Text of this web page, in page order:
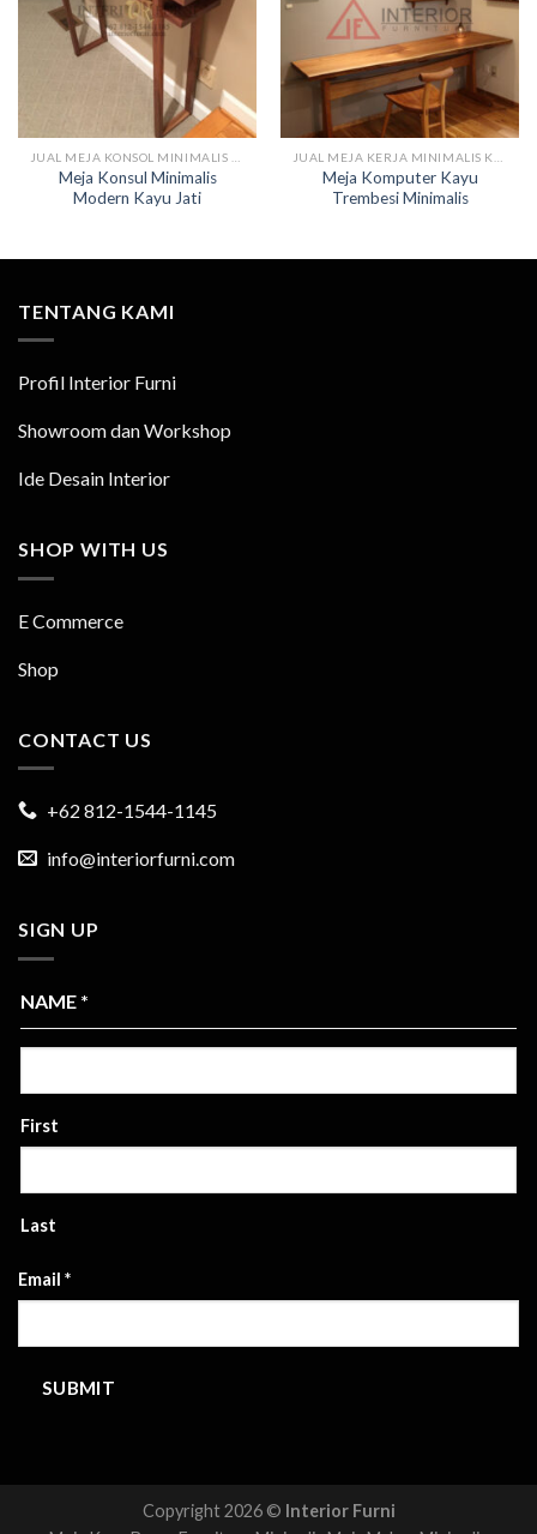
Meja Konsul Minimalis
Modern Kayu Jati
Meja Komputer Kayu
Trembesi Minimalis
TENTANG KAMI
Profil Interior Furni
Showroom dan Workshop
Ide Desain Interior
SHOP WITH US
E Commerce
Shop
CONTACT US
+62 812-1544-1145
info@interiorfurni.com
SIGN UP
NAME *
First
Last
Email *
SUBMIT
Copyright 2026 © Interior Furni